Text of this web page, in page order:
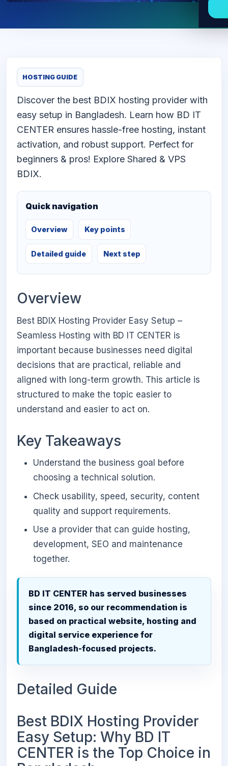
HOSTING GUIDE
Discover the best BDIX hosting provider with
easy setup in Bangladesh. Learn how BD IT
CENTER ensures hassle-free hosting, instant
activation, and robust support. Perfect for
beginners & pros! Explore Shared & VPS
BDIX.
Quick navigation
Overview Key points
Detailed guide Next step
Overview
Best BDIX Hosting Provider Easy Setup –
Seamless Hosting with BD IT CENTER is
important because businesses need digital
decisions that are practical, reliable and
aligned with long-term growth. This article is
structured to make the topic easier to
understand and easier to act on.
Key Takeaways
Understand the business goal before
choosing a technical solution.
Check usability, speed, security, content
quality and support requirements.
Use a provider that can guide hosting,
development, SEO and maintenance
together.
BD IT CENTER has served businesses
since 2016, so our recommendation is
based on practical website, hosting and
digital service experience for
Bangladesh-focused projects.
Detailed Guide
Best BDIX Hosting Provider
Easy Setup: Why BD IT
CENTER is the Top Choice in